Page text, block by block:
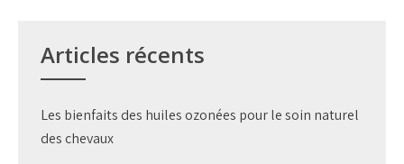
Articles récents
Les bienfaits des huiles ozonées pour le soin naturel
des chevaux